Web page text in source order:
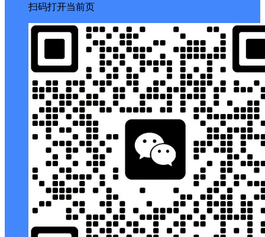
扫码打开当前页